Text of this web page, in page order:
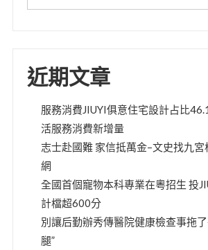
近期文章
服務消費JIUYI俱意住宅設計占比
活服務消費新增量
志士赴國難 家信抵萬金–文史找九宮
網
全國首個寵物本科專業在粵招生 投
計檔超600分
別讓后勤辦秀傳醫院健康檢查事拖
腿”